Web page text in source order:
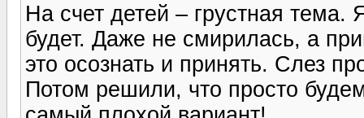
На счет детей – грустная
будет. Даже не смирилась, а
это осознать и принять. Слез
Потом решили, что просто